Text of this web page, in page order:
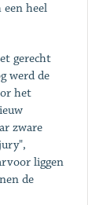
heel
gerecht
werd de
het
zware
liggen
de